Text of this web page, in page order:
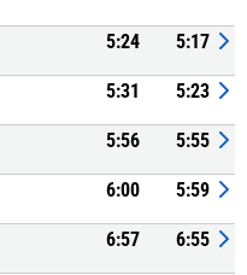
5:24 5:17
5:31 5:23
5:56 5:55
6:00 5:59
6:57 6:55